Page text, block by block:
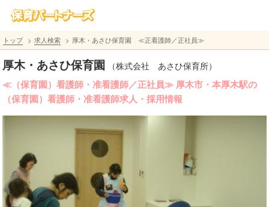
トップ 求人検索 厚木・あさひ保育園 ≪正看護師／正社員≫
厚木・あさひ保育園 （株式会社 あさひ保育所）
≪（保育園）看護師・准看護師／正社員≫ 厚木市・本厚木駅の
（保育園）看護師・准看護師求人・採用情報